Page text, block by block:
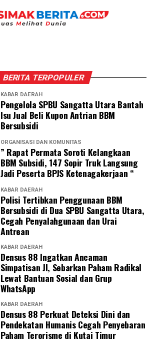
BERITA TERPOPULER
KABAR DAERAH
Pengelola SPBU Sangatta Utara Bantah
Isu Jual Beli Kupon Antrian BBM
Bersubsidi
ORGANISASI DAN KOMUNITAS
” Rapat Permata Soroti Kelangkaan
BBM Subsidi, 147 Sopir Truk Langsung
Jadi Peserta BPJS Ketenagakerjaan “
KABAR DAERAH
Polisi Tertibkan Penggunaan BBM
Bersubsidi di Dua SPBU Sangatta Utara,
Cegah Penyalahgunaan dan Urai
Antrean
KABAR DAERAH
Densus 88 Ingatkan Ancaman
Simpatisan JI, Sebarkan Paham Radikal
Lewat Bantuan Sosial dan Grup
WhatsApp
KABAR DAERAH
Densus 88 Perkuat Deteksi Dini dan
Pendekatan Humanis Cegah Penyebaran
Paham Terorisme di Kutai Timur